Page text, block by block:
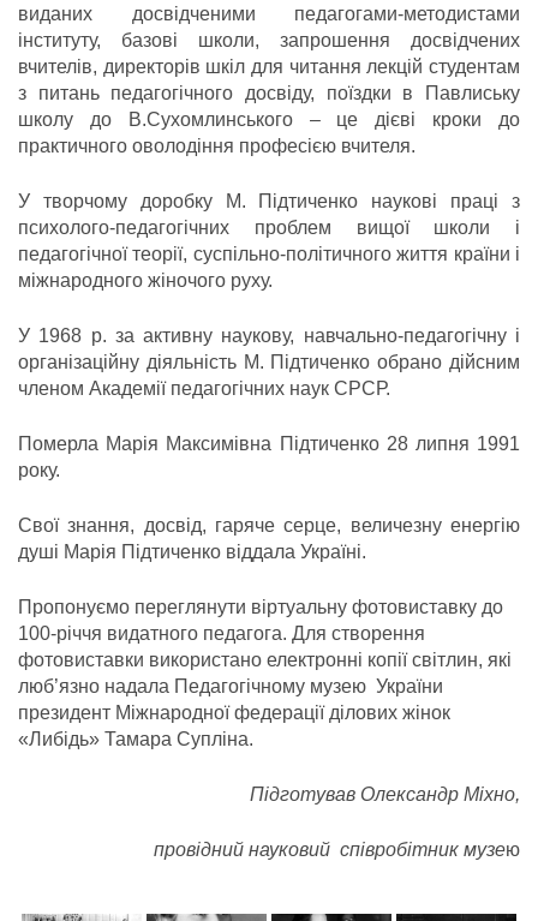
виданих досвідченими педагогами-методистами
інституту, базові школи, запрошення досвідчених
вчителів, директорів шкіл для читання лекцій студентам
з питань педагогічного досвіду, поїздки в Павлиську
школу до В.Сухомлинського – це дієві кроки до
практичного оволодіння професією вчителя.
У творчому доробку М. Підтиченко наукові праці з
психолого-педагогічних проблем вищої школи і
педагогічної теорії, суспільно-політичного життя країни і
міжнародного жіночого руху.
У 1968 р. за активну наукову, навчально-педагогічну і
організаційну діяльність М. Підтиченко обрано дійсним
членом Академії педагогічних наук СРСР.
Померла Марія Максимівна Підтиченко 28 липня 1991
року.
Свої знання, досвід, гаряче серце, величезну енергію
душі Марія Підтиченко віддала Україні.
Пропонуємо переглянути віртуальну фотовиставку до
100-річчя видатного педагога. Для створення
фотовиставки використано електронні копії світлин, які
люб’язно надала Педагогічному музею України
президент Міжнародної федерації ділових жінок
«Либідь» Тамара Супліна.
Підготував Олександр Міхно,
провідний науковий співробітник музею